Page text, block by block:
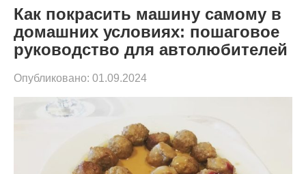
Как покрасить машину самому в
домашних условиях: пошаговое
руководство для автолюбителей
Опубликовано: 01.09.2024